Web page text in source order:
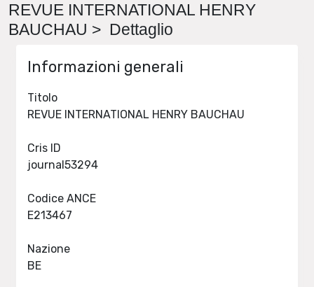
REVUE INTERNATIONAL HENRY
BAUCHAU > Dettaglio
Informazioni generali
Titolo
Cris ID
Codice ANCE
Nazione